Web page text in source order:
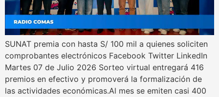
SUNAT premia con hasta S/ 100 mil a quienes soliciten
comprobantes electrónicos Facebook Twitter LinkedIn
Martes 07 de Julio 2026 Sorteo virtual entregará 416
premios en efectivo y promoverá la formalización de
las actividades económicas.Al mes se emiten casi 400